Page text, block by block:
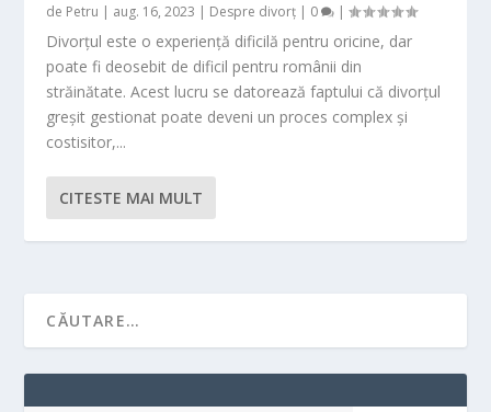
de Petru | aug. 16, 2023 | Despre divorț | 0 |
Divorțul este o experiență dificilă pentru oricine, dar
poate fi deosebit de dificil pentru românii din
străinătate. Acest lucru se datorează faptului că divorțul
greșit gestionat poate deveni un proces complex și
costisitor,...
CITESTE MAI MULT